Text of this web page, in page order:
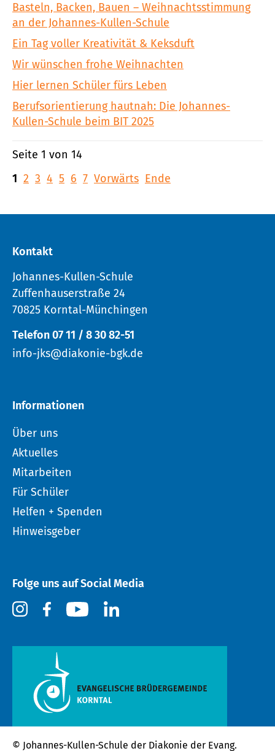
Basteln, Backen, Bauen – Weihnachtsstimmung
an der Johannes-Kullen-Schule
Ein Tag voller Kreativität & Keksduft
Wir wünschen frohe Weihnachten
Hier lernen Schüler fürs Leben
Berufsorientierung hautnah: Die Johannes-
Kullen-Schule beim BIT 2025
Seite 1 von 14
1 2 3 4 5 6 7 Vorwärts Ende
Kontakt
Johannes-Kullen-Schule
Zuffenhauserstraße 24
70825 Korntal-Münchingen
Telefon 07 11 / 8 30 82-51
info-jks@diakonie-bgk.de
Informationen
Über uns
Aktuelles
Mitarbeiten
Für Schüler
Helfen + Spenden
Hinweisgeber
Folge uns auf Social Media
© Johannes-Kullen-Schule der Diakonie der Evang.